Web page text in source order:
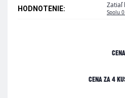
HODNOTENIE: Zatiaľ
Spolu
CENA ZA 4